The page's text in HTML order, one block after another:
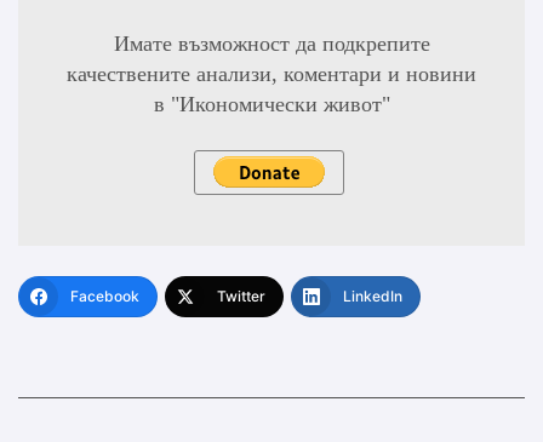
Имате възможност да подкрепите
качествените анализи, коментари и новини
в "Икономически живот"
Facebook Twitter LinkedIn